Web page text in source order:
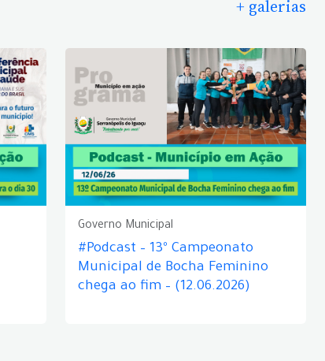
+ galerias
Governo Municipal
#Podcast – 13º Campeonato
Municipal de Bocha Feminino
chega ao fim – (12.06.2026)